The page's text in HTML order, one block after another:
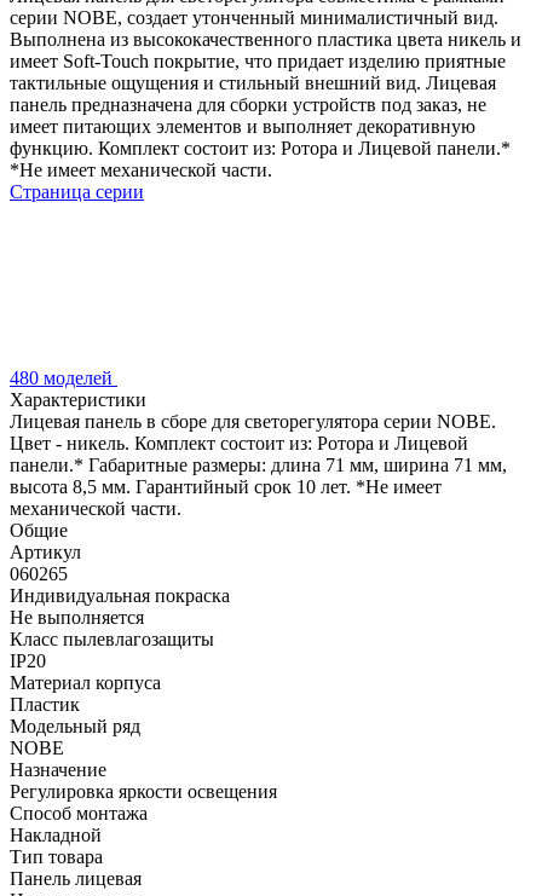
серии NOBE, создает утонченный минималистичный вид.
Выполнена из высококачественного пластика цвета никель и
имеет Soft-Touch покрытие, что придает изделию приятные
тактильные ощущения и стильный внешний вид. Лицевая
панель предназначена для сборки устройств под заказ, не
имеет питающих элементов и выполняет декоративную
функцию. Комплект состоит из: Ротора и Лицевой панели.*
*Не имеет механической части.
Страница серии
480 моделей
Характеристики
Лицевая панель в сборе для светорегулятора серии NOBE.
Цвет - никель. Комплект состоит из: Ротора и Лицевой
панели.* Габаритные размеры: длина 71 мм, ширина 71 мм,
высота 8,5 мм. Гарантийный срок 10 лет. *Не имеет
механической части.
Общие
Артикул
060265
Индивидуальная покраска
Не выполняется
Класс пылевлагозащиты
IP20
Материал корпуса
Пластик
Модельный ряд
NOBE
Назначение
Регулировка яркости освещения
Способ монтажа
Накладной
Тип товара
Панель лицевая